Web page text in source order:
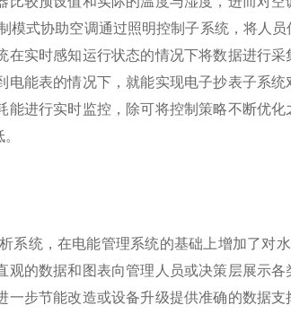
模式协助空调通过照明控制子系统，将人
实时感知运行状态的情况下将数据进行
能表的情况下，就能实现电子抄表子系
进行实时监控，除可将控制策略不断优
统，在电能管理系统的基础上增加了对
的数据和图表向管理人员或决策层展示
步节能改造或设备升级提供准确的数据